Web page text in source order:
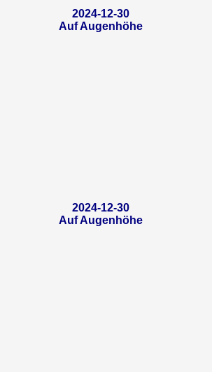
2024-12-30
Auf Augenhöhe
2024-12-30
Auf Augenhöhe